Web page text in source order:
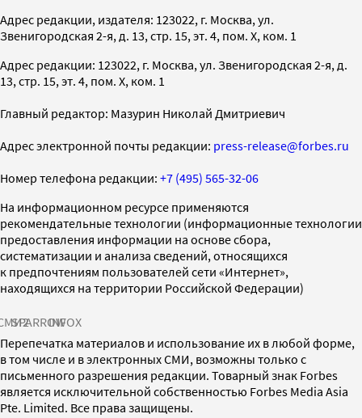
Адрес редакции, издателя: 123022, г. Москва, ул.
Звенигородская 2-я, д. 13, стр. 15, эт. 4, пом. X, ком. 1
Адрес редакции: 123022, г. Москва, ул. Звенигородская 2-я, д.
13, стр. 15, эт. 4, пом. X, ком. 1
Главный редактор: Мазурин Николай Дмитриевич
Адрес электронной почты редакции: press-release@forbes.ru
Номер телефона редакции: +7 (495) 565-32-06
На информационном ресурсе применяются
рекомендательные технологии (информационные технологии
предоставления информации на основе сбора,
систематизации и анализа сведений, относящихся
к предпочтениям пользователей сети «Интернет»,
находящихся на территории Российской Федерации)
SPARROWINFOX
Перепечатка материалов и использование их в любой форме,
в том числе и в электронных СМИ, возможны только с
письменного разрешения редакции. Товарный знак Forbes
является исключительной собственностью Forbes Media Asia
Pte. Limited. Все права защищены.